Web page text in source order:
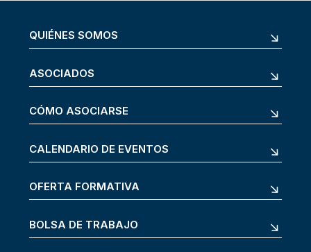
QUIÉNES SOMOS
ASOCIADOS
CÓMO ASOCIARSE
CALENDARIO DE EVENTOS
OFERTA FORMATIVA
BOLSA DE TRABAJO